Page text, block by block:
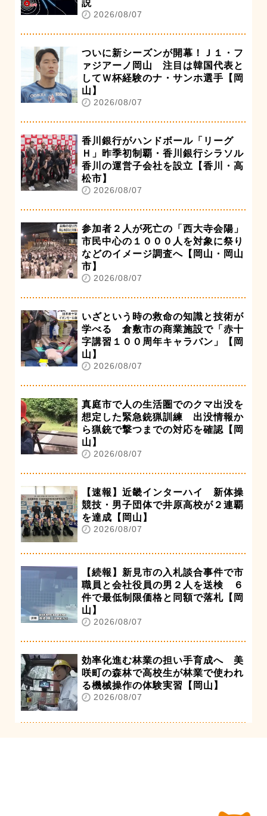
説
2026/08/07
ついに新シーズンが開幕！Ｊ１・フ
ァジアーノ岡山 注目は韓国代表と
してＷ杯経験のナ・サンホ選手【岡
山】
2026/08/07
香川銀行がハンドボール「リーグ
Ｈ」昨季初制覇・香川銀行シラソル
香川の運営子会社を設立【香川・高
松市】
2026/08/07
参加者２人が死亡の「西大寺会陽」
市民中心の１０００人を対象に祭り
などのイメージ調査へ【岡山・岡山
市】
2026/08/07
いざという時の救命の知識と技術が
学べる 倉敷市の商業施設で「赤十
字講習１００周年キャラバン」【岡
山】
2026/08/07
真庭市で人の生活圏でのクマ出没を
想定した緊急銃猟訓練 出没情報か
ら猟銃で撃つまでの対応を確認【岡
山】
2026/08/07
【速報】近畿インターハイ 新体操
競技・男子団体で井原高校が２連覇
を達成【岡山】
2026/08/07
【続報】新見市の入札談合事件で市
職員と会社役員の男２人を送検 ６
件で最低制限価格と同額で落札【岡
山】
2026/08/07
効率化進む林業の担い手育成へ 美
咲町の森林で高校生が林業で使われ
る機械操作の体験実習【岡山】
2026/08/07